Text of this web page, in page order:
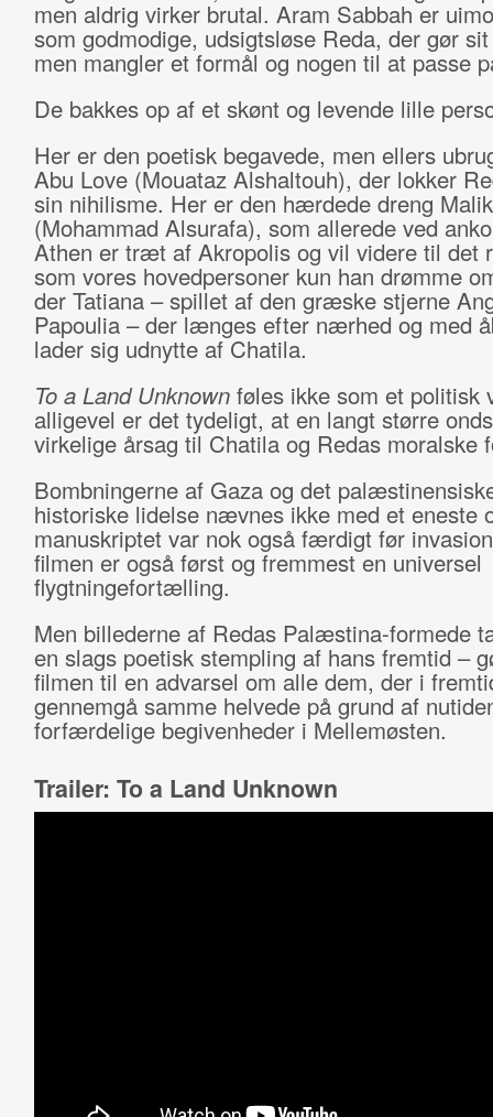
men aldrig virker brutal. Aram Sabbah er
som godmodige, udsigtsløse Reda, der gør
men mangler et formål og nogen til at passe
De bakkes op af et skønt og levende lille
Her er den poetisk begavede, men ellers
Abu Love (Mouataz Alshaltouh), der lokker
sin nihilisme. Her er den hærdede dreng Malik
(Mohammad Alsurafa), som allerede ved
Athen er træt af Akropolis og vil videre til det
som vores hovedpersoner kun han drømme
der Tatiana – spillet af den græske stjerne
Papoulia – der længes efter nærhed og med
lader sig udnytte af Chatila.
To a Land Unknown føles ikke som et politisk
alligevel er det tydeligt, at en langt større
virkelige årsag til Chatila og Redas moralske
Bombningerne af Gaza og det
historiske lidelse nævnes ikke med et eneste
manuskriptet var nok også færdigt før
filmen er også først og fremmest en universel
flygtningefortælling.
Men billederne af Redas Palæstina-formede
en slags poetisk stempling af hans fremtid –
filmen til en advarsel om alle dem, der i
gennemgå samme helvede på grund af
forfærdelige begivenheder i Mellemøsten.
Trailer: To a Land Unknown